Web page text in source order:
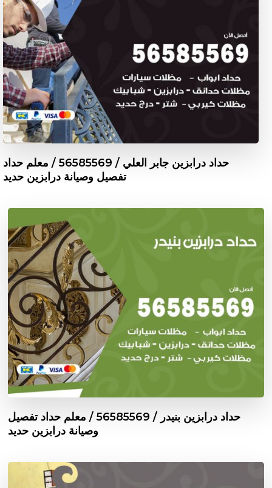
حداد درابزين جابر العلي / 56585569 / معلم حداد
تفصيل وصيانة درابزين حديد
حداد درابزين بنيدر / 56585569 / معلم حداد تفصيل
وصيانة درابزين حديد